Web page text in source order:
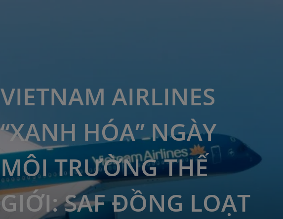
VIETNAM AIRLINES
“XANH HÓA” NGÀY
MÔI TRƯỜNG THẾ
GIỚI: SAF ĐỒNG LOẠT